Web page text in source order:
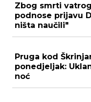
Zbog smrti
podnose prijavu
ništa naučili"
Pruga kod
ponedjeljak:
noć